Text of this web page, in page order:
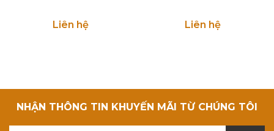
Liên hệ Liên hệ
NHẬN THÔNG TIN KHUYẾN MÃI TỪ CHÚNG TÔI